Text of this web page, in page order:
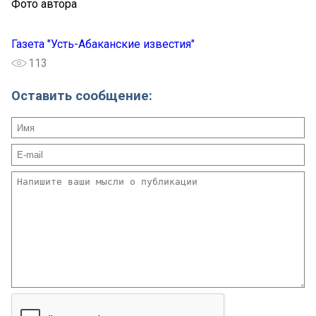
Фото автора
Газета "Усть-Абаканские известия"
113
Оставить сообщение: